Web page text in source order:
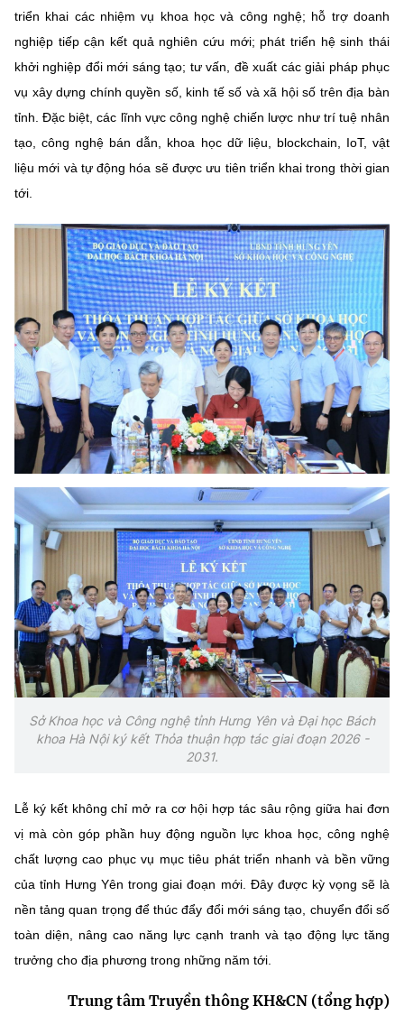
triển khai các nhiệm vụ khoa học và công nghệ; hỗ trợ doanh
nghiệp tiếp cận kết quả nghiên cứu mới; phát triển hệ sinh thái
khởi nghiệp đổi mới sáng tạo; tư vấn, đề xuất các giải pháp phục
vụ xây dựng chính quyền số, kinh tế số và xã hội số trên địa bàn
tỉnh. Đặc biệt, các lĩnh vực công nghệ chiến lược như trí tuệ nhân
tạo, công nghệ bán dẫn, khoa học dữ liệu, blockchain, IoT, vật
liệu mới và tự động hóa sẽ được ưu tiên triển khai trong thời gian
tới.
Sở Khoa học và Công nghệ tỉnh Hưng Yên và Đại học Bách
khoa Hà Nội ký kết Thỏa thuận hợp tác giai đoạn 2026 -
2031.
Lễ ký kết không chỉ mở ra cơ hội hợp tác sâu rộng giữa hai đơn
vị mà còn góp phần huy động nguồn lực khoa học, công nghệ
chất lượng cao phục vụ mục tiêu phát triển nhanh và bền vững
của tỉnh Hưng Yên trong giai đoạn mới. Đây được kỳ vọng sẽ là
nền tảng quan trọng để thúc đẩy đổi mới sáng tạo, chuyển đổi số
toàn diện, nâng cao năng lực cạnh tranh và tạo động lực tăng
trưởng cho địa phương trong những năm tới.
Trung tâm Truyền thông KH&CN (tổng hợp)